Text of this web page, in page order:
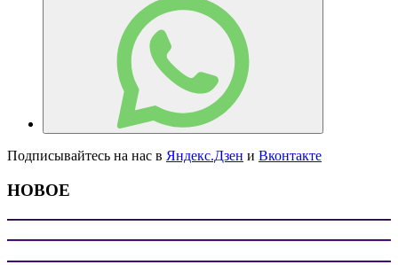
Подписывайтесь на нас в Яндекс.Дзен и Вконтакте
НОВОЕ